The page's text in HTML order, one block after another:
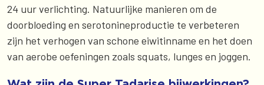
24 uur verlichting. Natuurlijke manieren om de
doorbloeding en serotonineproductie te verbeteren
zijn het verhogen van schone eiwitinname en het doen
van aerobe oefeningen zoals squats, lunges en joggen.